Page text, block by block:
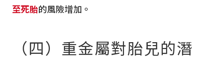
至死胎的風險增加。
（四）重金屬對胎兒的潛